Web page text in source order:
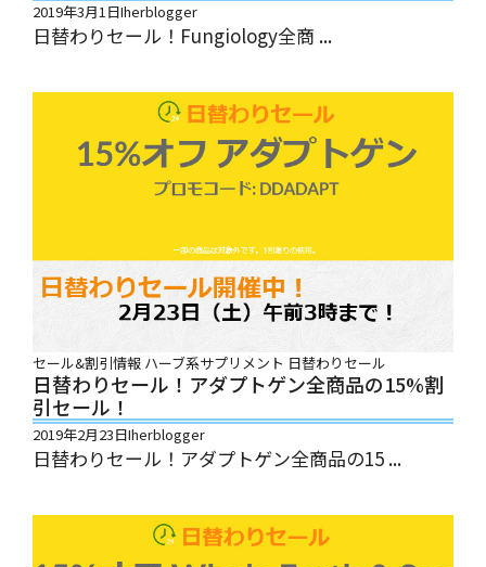
2019年3月1日Iherblogger
日替わりセール！Fungiology全商 ...
セール&割引情報 ハーブ系サプリメント 日替わりセール
日替わりセール！アダプトゲン全商品の15%割
引セール！
2019年2月23日Iherblogger
日替わりセール！アダプトゲン全商品の15 ...